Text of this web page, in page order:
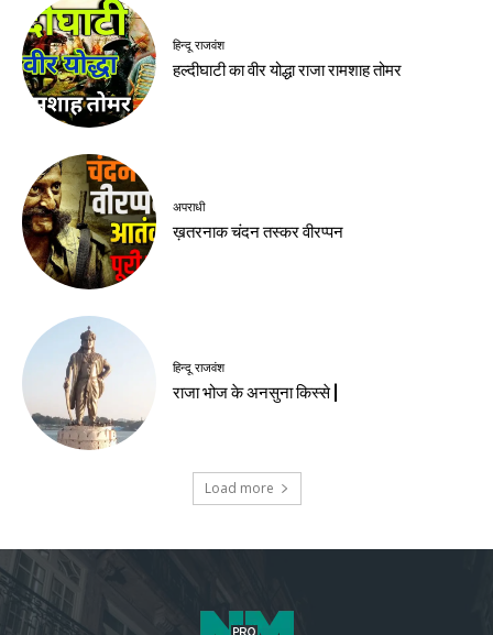
हिन्दू राजवंश
हल्दीघाटी का वीर योद्धा राजा रामशाह तोमर
अपराधी
ख़तरनाक चंदन तस्कर वीरप्पन
हिन्दू राजवंश
राजा भोज के अनसुना किस्से |
Load more